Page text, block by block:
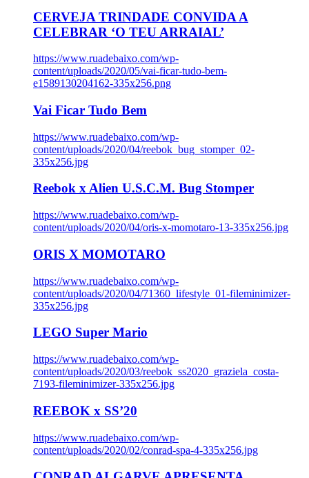
CERVEJA TRINDADE CONVIDA A
CELEBRAR ‘O TEU ARRAIAL’
https://www.ruadebaixo.com/wp-
content/uploads/2020/05/vai-ficar-tudo-bem-
e1589130204162-335x256.png
Vai Ficar Tudo Bem
https://www.ruadebaixo.com/wp-
content/uploads/2020/04/reebok_bug_stomper_02-
335x256.jpg
Reebok x Alien U.S.C.M. Bug Stomper
https://www.ruadebaixo.com/wp-
content/uploads/2020/04/oris-x-momotaro-13-335x256.jpg
ORIS X MOMOTARO
https://www.ruadebaixo.com/wp-
content/uploads/2020/04/71360_lifestyle_01-fileminimizer-
335x256.jpg
LEGO Super Mario
https://www.ruadebaixo.com/wp-
content/uploads/2020/03/reebok_ss2020_graziela_costa-
7193-fileminimizer-335x256.jpg
REEBOK x SS’20
https://www.ruadebaixo.com/wp-
content/uploads/2020/02/conrad-spa-4-335x256.jpg